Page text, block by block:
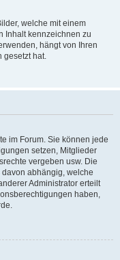
welche mit einem
Inhalt kennzeichnen zu
hängt von Ihren
gesetzt hat.
im Forum. Sie können jede
setzen, Mitglieder
vergeben usw. Die
abhängig, welche
Administrator erteilt
haben,